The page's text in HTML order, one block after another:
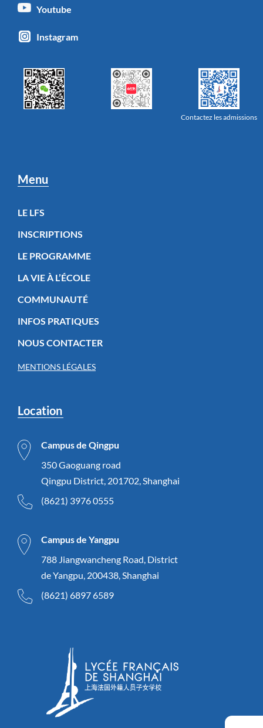
Youtube
Instagram
Contactez les admissions
Menu
LE LFS
INSCRIPTIONS
LE PROGRAMME
LA VIE À L’ÉCOLE
COMMUNAUTÉ
INFOS PRATIQUES
NOUS CONTACTER
MENTIONS LÉGALES
Location
Campus de Qingpu
350 Gaoguang road
Qingpu District, 201702, Shanghai
(8621) 3976 0555
Campus de Yangpu
788 Jiangwancheng Road, District
de Yangpu, 200438, Shanghai
(8621) 6897 6589